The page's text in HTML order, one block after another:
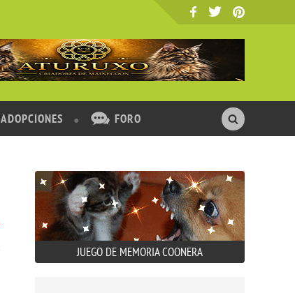
ADOPCIONES FORO
JUEGO DE MEMORIA COONERA